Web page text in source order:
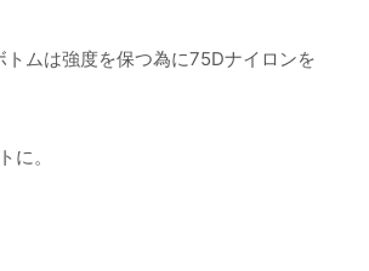
ムは強度を保つ為に75Dナイロンを
に。